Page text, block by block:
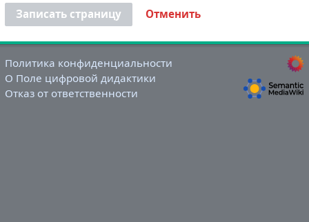
Записать страницу Отменить
Политика конфиденциальности
О Поле цифровой дидактики
Отказ от ответственности